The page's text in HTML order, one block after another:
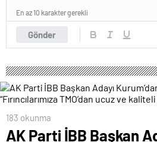
Gönder
En az 10 karakter gerekli
183 okunma
AK Parti İBB Başkan